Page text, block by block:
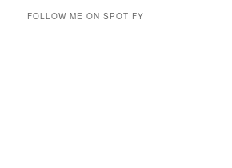
h
FOLLOW ME ON SPOTIFY